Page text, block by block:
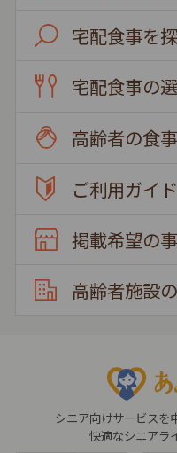
宅配食事を
宅配食事の
高齢者の食事
ご利用ガイド
掲載希望の
高齢者施設
シニア向けサービスを
快適なシニアラ